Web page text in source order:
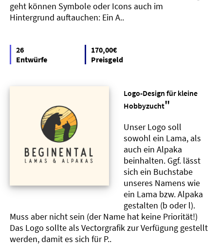
geht können Symbole oder Icons auch im
Hintergrund auftauchen: Ein A..
26
Entwürfe
170,00€
Preisgeld
Logo-Design für kleine
Hobbyzucht"
Unser Logo soll
sowohl ein Lama, als
auch ein Alpaka
beinhalten. Ggf. lässt
sich ein Buchstabe
unseres Namens wie
ein Lama bzw. Alpaka
gestalten (b oder l).
Muss aber nicht sein (der Name hat keine Priorität!)
Das Logo sollte als Vectorgrafik zur Verfügung gestellt
werden, damit es sich für P..